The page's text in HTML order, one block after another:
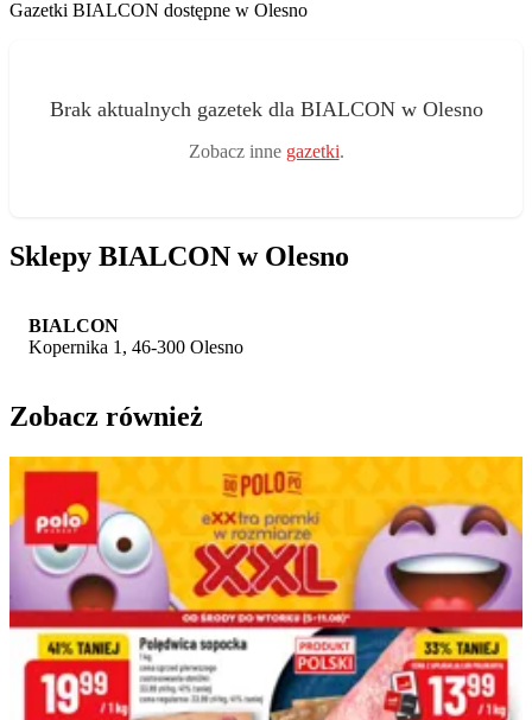
Gazetki BIALCON dostępne w Olesno
Brak aktualnych gazetek dla BIALCON w Olesno
Zobacz inne gazetki.
Sklepy BIALCON w Olesno
BIALCON
Kopernika 1, 46-300 Olesno
Zobacz również